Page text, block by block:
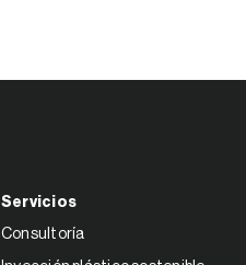
Servicios
Consultoría